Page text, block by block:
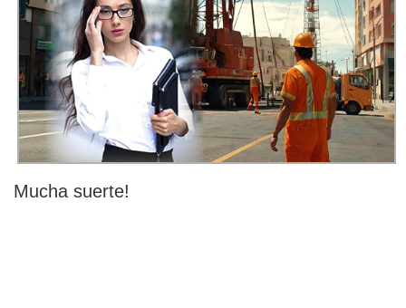
Mucha suerte!